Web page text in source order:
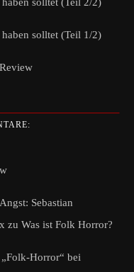
solltet (Teil 1/2)
Sebastian
zu Was ist Folk Horror?
Horror“ bei